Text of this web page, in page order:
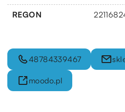
REGON
48784339467
moodo.pl